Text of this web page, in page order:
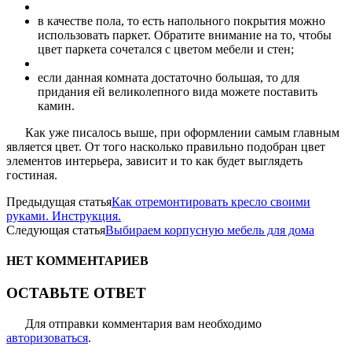
в качестве пола, то есть напольного покрытия можно
использовать паркет. Обратите внимание на то, чтобы
цвет паркета сочетался с цветом мебели и стен;
если данная комната достаточно большая, то для
придания ей великолепного вида можете поставить
камин.
Как уже писалось выше, при оформлении самым главным
является цвет. От того насколько правильно подобран цвет
элементов интерьера, зависит и то как будет выглядеть
гостиная.
Предыдущая статьяКак отремонтировать кресло своими
руками. Инструкция.
Следующая статьяВыбираем корпусную мебель для дома
НЕТ КОММЕНТАРИЕВ
ОСТАВЬТЕ ОТВЕТ
Для отправки комментария вам необходимо
авторизоваться.